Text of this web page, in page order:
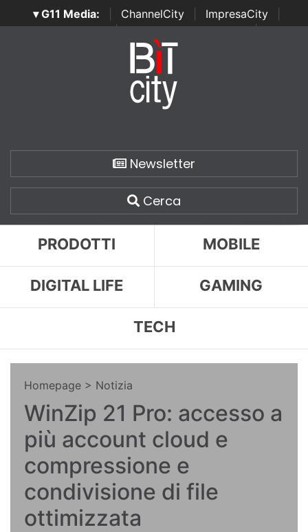
▾ G11 Media: ChannelCity ImpresaCity
SecurityOpenLab | Italian Channel Awards | Italian
Italian Security Awards
Newsletter
Cerca
PRODOTTI MOBILE
DIGITAL LIFE GAMING
TECH
Homepage > Notizia
WinZip 21 Pro: accesso a
più account cloud e
compressione e
condivisione di file
ottimizzata